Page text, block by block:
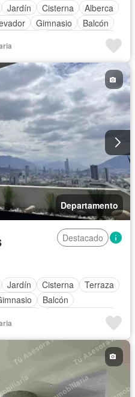
Jardín Cisterna
Alberca
Gimnasio
Balcón
Cocina equipada
Azotea
Agua
verdes
Despacho
closet
niños
Solo familias
Departamento
Destacado
Jardín Cisterna
Terraza
Balcón
Cocina equipada
Azotea
Vista panorámica
Permite niños